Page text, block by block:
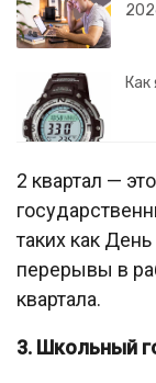
2 квартал —
таких как
перерывы в
квартала.
3. Школьный